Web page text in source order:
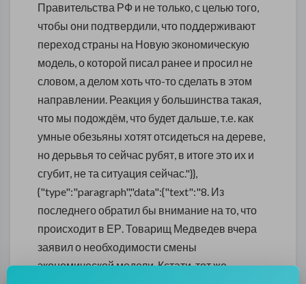
Правительства РФ и не только, с целью того,
чтобы они подтвердили, что поддерживают
переход страны на Новую экономическую
модель, о которой писал ранее и просил не
словом, а делом хоть что-то сделать в этом
направлении. Реакция у большинства такая,
что мы подождём, что будет дальше, т.е. как
умные обезьяны хотят отсидеться на дереве,
но дерьвья то сейчас рубят, в итоге это их и
сгубит, не та ситуация сейчас."}},
{"type":"paragraph","data":{"text":"8. Из
последнего обратил бы внимание на то, что
происходит в ЕР. Товарищ Медведев вчера
заявил о необходимости смены
экономической модели. Кстати, тот же